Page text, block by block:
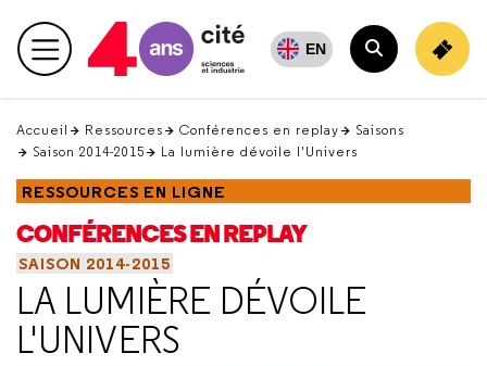
en
haut Menu principal EN
Rechercher
Accueil Ressources Conférences en replay
Saisons
Saison 2014-2015
La lumière dévoile l'Univers
RESSOURCES EN LIGNE
CONFÉRENCES EN REPLAY
SAISON 2014-2015
LA LUMIÈRE DÉVOILE
L'UNIVERS